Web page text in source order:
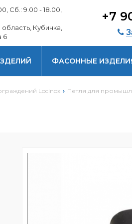
Сб.: 9.00 - 18.00,
Кубинка,
6
+7
ФАСОННЫЕ
Locinox Петля для